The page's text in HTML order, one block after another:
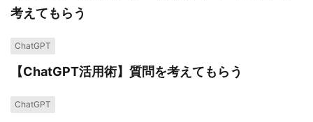
考えてもらう
ChatGPT
【ChatGPT活用術】質問を考えてもらう
ChatGPT